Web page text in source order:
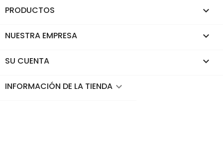
PRODUCTOS 
NUESTRA EMPRESA 
SU CUENTA 
INFORMACIÓN DE LA TIENDA keyboard_arrow_down